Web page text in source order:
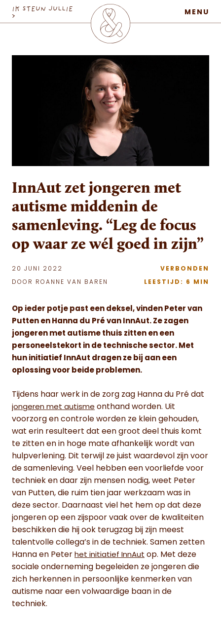
MaatschapWij
MENU
IK STEUN JULLIE
>
InnAut zet jongeren met
autisme middenin de
samenleving. “Leg de focus
op waar ze wél goed in zijn”
20 JUNI 2022
DOOR ROANNE VAN BAREN
VERBONDEN
LEESTIJD: 6 MIN
Op ieder potje past een deksel, vinden Peter van
Putten en Hanna du Pré van InnAut. Ze zagen
jongeren met autisme thuis zitten en een
personeelstekort in de technische sector. Met
hun initiatief InnAut dragen ze bij aan een
oplossing voor beide problemen.
Tijdens haar werk in de zorg zag Hanna du Pré dat
jongeren met autisme onthand worden. Uit
voorzorg en controle worden ze klein gehouden,
wat erin resulteert dat een groot deel thuis komt
te zitten en in hoge mate afhankelijk wordt van
hulpverlening. Dit terwijl ze juist waardevol zijn voor
de samenleving. Veel hebben een voorliefde voor
techniek en daar zijn mensen nodig, weet Peter
van Putten, die ruim tien jaar werkzaam was in
deze sector. Daarnaast viel het hem op dat deze
jongeren op een zijspoor vaak over de kwaliteiten
beschikken die hij ook terugzag bij zijn meest
talentvolle collega’s in de techniek. Samen zetten
Hanna en Peter het initiatief InnAut op. Met deze
sociale onderneming begeleiden ze jongeren die
zich herkennen in persoonlijke kenmerken van
autisme naar een volwaardige baan in de
techniek.